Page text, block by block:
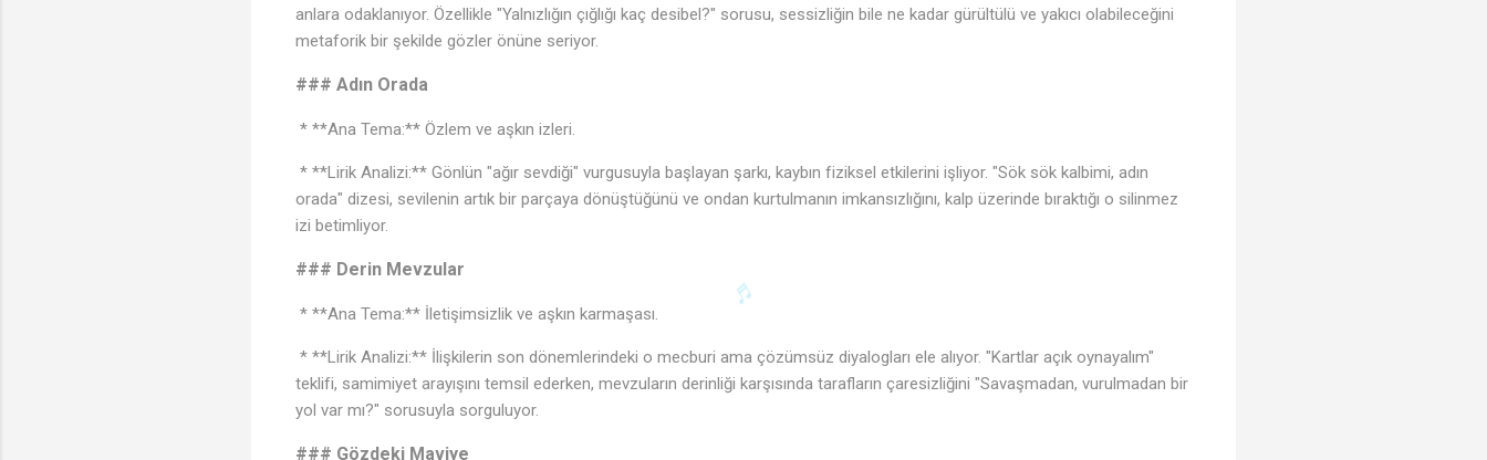
anlara odaklanıyor. Özellikle "Yalnızlığın çığlığı kaç desibel?" sorusu, sessizliğin bile ne kadar gürültülü ve yakıcı olabileceğini
metaforik bir şekilde gözler önüne seriyor.
### Adın Orada
* **Ana Tema:** Özlem ve aşkın izleri.
* **Lirik Analizi:** Gönlün "ağır sevdiği" vurgusuyla başlayan şarkı, kaybın fiziksel etkilerini işliyor. "Sök sök kalbimi, adın
orada" dizesi, sevilenin artık bir parçaya dönüştüğünü ve ondan kurtulmanın imkansızlığını, kalp üzerinde bıraktığı o silinmez
izi betimliyor.
### Derin Mevzular
* **Ana Tema:** İletişimsizlik ve aşkın karmaşası.
* **Lirik Analizi:** İlişkilerin son dönemlerindeki o mecburi ama çözümsüz diyalogları ele alıyor. "Kartlar açık oynayalım"
teklifi, samimiyet arayışını temsil ederken, mevzuların derinliği karşısında tarafların çaresizliğini "Savaşmadan, vurulmadan bir
yol var mı?" sorusuyla sorguluyor.
### Gözdeki Maviye
🎵